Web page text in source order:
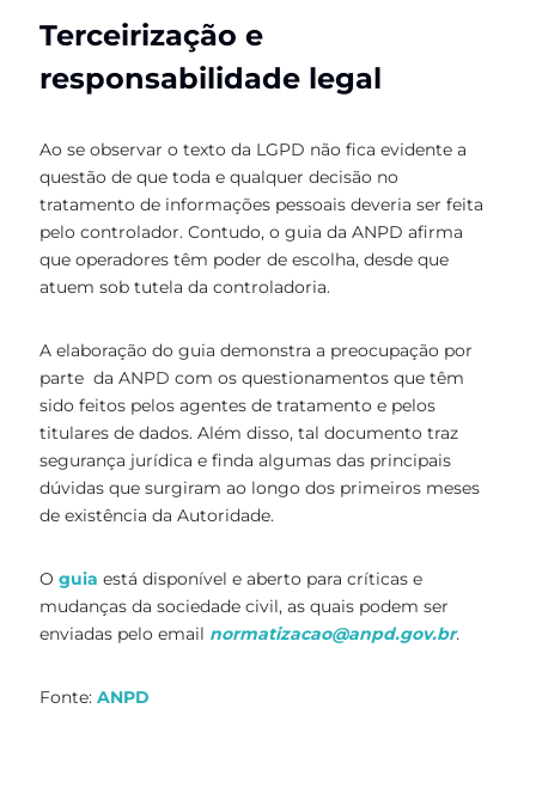
Terceirização e
responsabilidade legal
Ao se observar o texto da LGPD não fica evidente a
questão de que toda e qualquer decisão no
tratamento de informações pessoais deveria ser feita
pelo controlador. Contudo, o guia da ANPD afirma
que operadores têm poder de escolha, desde que
atuem sob tutela da controladoria.
A elaboração do guia demonstra a preocupação por
parte da ANPD com os questionamentos que têm
sido feitos pelos agentes de tratamento e pelos
titulares de dados. Além disso, tal documento traz
segurança jurídica e finda algumas das principais
dúvidas que surgiram ao longo dos primeiros meses
de existência da Autoridade.
O guia está disponível e aberto para críticas e
mudanças da sociedade civil, as quais podem ser
enviadas pelo email normatizacao@anpd.gov.br.
Fonte: ANPD